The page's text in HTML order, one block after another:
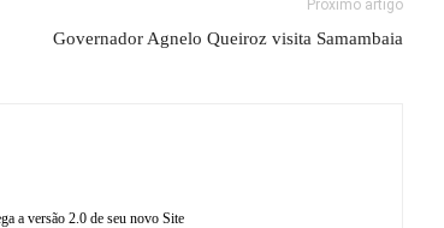
Próximo artigo
Governador Agnelo Queiroz visita Samambaia
a versão 2.0 de seu novo Site